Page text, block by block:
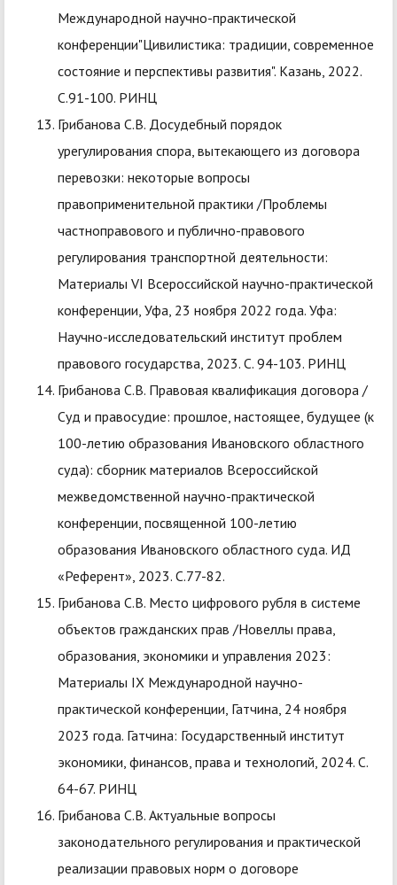
Международной научно-практической
конференции"Цивилистика: традиции, современное
состояние и перспективы развития". Казань, 2022.
С.91-100. РИНЦ
Грибанова С.В. Досудебный порядок
урегулирования спора, вытекающего из договора
перевозки: некоторые вопросы
правоприменительной практики /Проблемы
частноправового и публично-правового
регулирования транспортной деятельности:
Материалы VI Всероссийской научно-практической
конференции, Уфа, 23 ноября 2022 года. Уфа:
Научно-исследовательский институт проблем
правового государства, 2023. С. 94-103. РИНЦ
Грибанова С.В. Правовая квалификация договора /
Суд и правосудие: прошлое, настоящее, будущее (к
100-летию образования Ивановского областного
суда): сборник материалов Всероссийской
межведомственной научно-практической
конференции, посвященной 100-летию
образования Ивановского областного суда. ИД
«Референт», 2023. С.77-82.
Грибанова С.В. Место цифрового рубля в системе
объектов гражданских прав /Новеллы права,
образования, экономики и управления 2023:
Материалы IX Международной научно-
практической конференции, Гатчина, 24 ноября
2023 года. Гатчина: Государственный институт
экономики, финансов, права и технологий, 2024. С.
64-67. РИНЦ
Грибанова С.В. Актуальные вопросы
законодательного регулирования и практической
реализации правовых норм о договоре